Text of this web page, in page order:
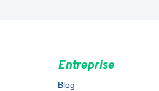
Entreprise
Blog